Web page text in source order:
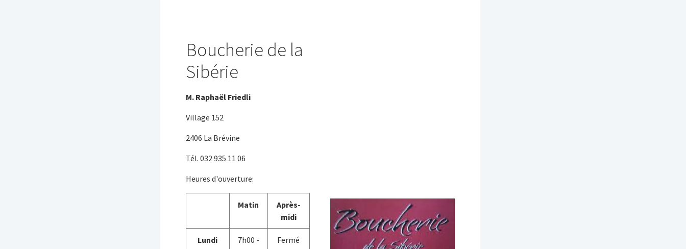
Boucherie de la
Sibérie
M. Raphaël Friedli
Village 152
2406 La Brévine
Tél. 032 935 11 06
Heures d'ouverture:
Matin
Après-
midi
Lundi
7h00 -
Fermé